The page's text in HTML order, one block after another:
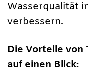
Wasserqualität
verbessern.
Die Vorteile von
auf einen Blick: